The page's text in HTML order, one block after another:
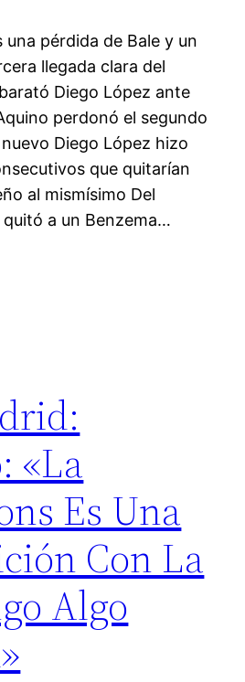
pérdida de Bale y un
llegada clara del
Diego López ante
perdonó el segundo
Diego López hizo
que quitarían
al mismísimo Del
a un Benzema…
«La
Es Una
Con La
Algo